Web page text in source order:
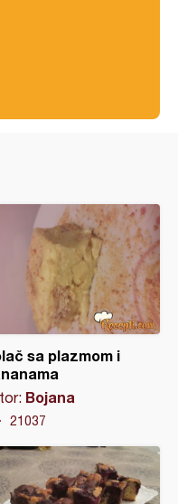
sa plazmom i
Bojana
21037